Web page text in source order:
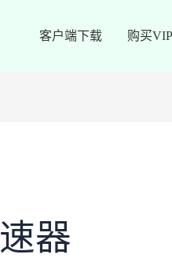
客户端下载 购买VIP
器